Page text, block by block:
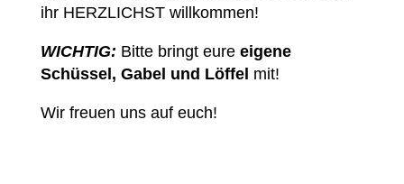
ihr HERZLICHST willkommen!
WICHTIG: Bitte bringt eure eigene
Schüssel, Gabel und Löffel mit!
Wir freuen uns auf euch!